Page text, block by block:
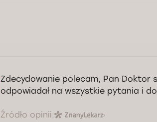
Zdecydowanie polecam, Pan Doktor
odpowiadał na wszystkie pytania i
Źródło opinii: